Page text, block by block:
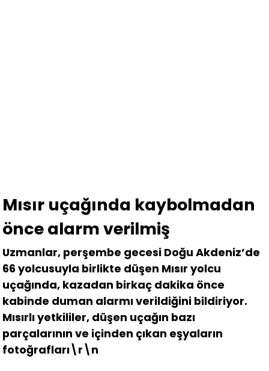
Mısır uçağında kaybolmadan
önce alarm verilmiş
Uzmanlar, perşembe gecesi Doğu Akdeniz’de
66 yolcusuyla birlikte düşen Mısır yolcu
uçağında, kazadan birkaç dakika önce
kabinde duman alarmı verildiğini bildiriyor.
Mısırlı yetkililer, düşen uçağın bazı
parçalarının ve içinden çıkan eşyaların
fotoğrafları\r\n